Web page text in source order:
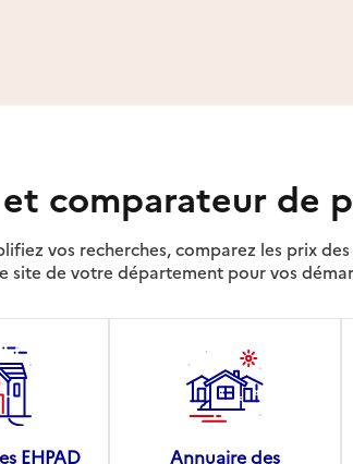
comparateur de
vos recherches, comparez les prix des
site de votre département pour vos
EHPAD
Annuaire des